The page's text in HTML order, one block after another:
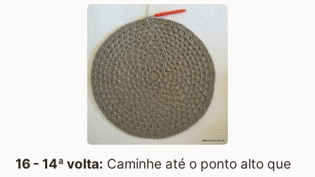
16 - 14ª volta: Caminhe até o ponto alto que